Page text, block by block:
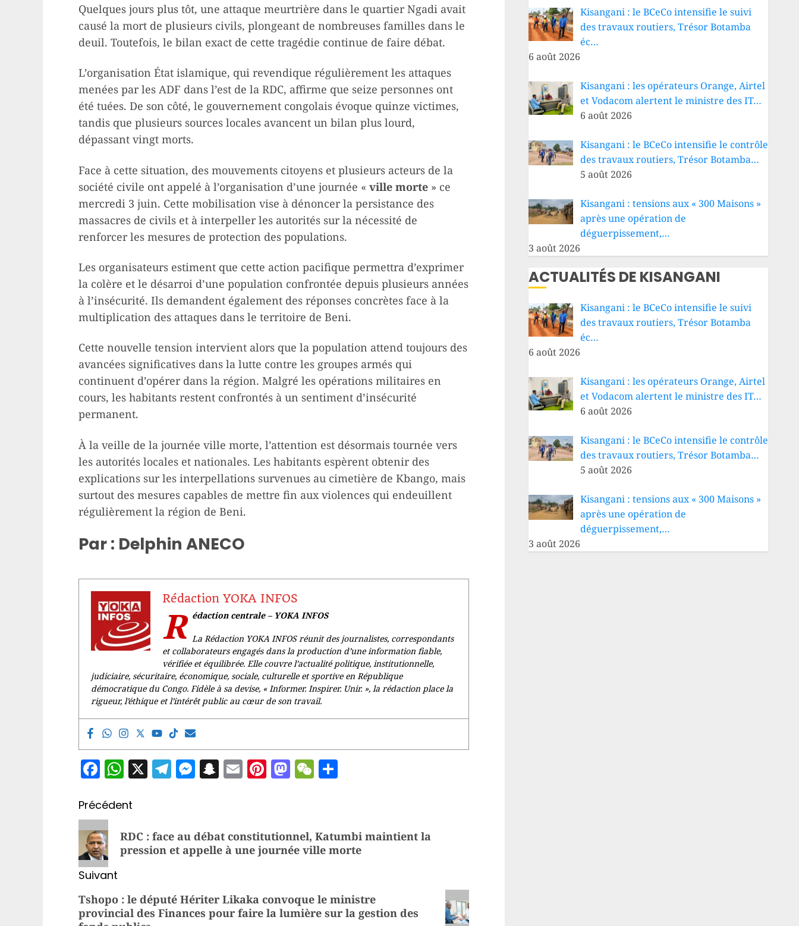
Quelques jours plus tôt, une attaque meurtrière dans le quartier Ngadi avait
causé la mort de plusieurs civils, plongeant de nombreuses familles dans le
deuil. Toutefois, le bilan exact de cette tragédie continue de faire débat.
L’organisation État islamique, qui revendique régulièrement les attaques
menées par les ADF dans l’est de la RDC, affirme que seize personnes ont
été tuées. De son côté, le gouvernement congolais évoque quinze victimes,
tandis que plusieurs sources locales avancent un bilan plus lourd,
dépassant vingt morts.
Face à cette situation, des mouvements citoyens et plusieurs acteurs de la
société civile ont appelé à l’organisation d’une journée « ville morte » ce
mercredi 3 juin. Cette mobilisation vise à dénoncer la persistance des
massacres de civils et à interpeller les autorités sur la nécessité de
renforcer les mesures de protection des populations.
Les organisateurs estiment que cette action pacifique permettra d’exprimer
la colère et le désarroi d’une population confrontée depuis plusieurs années
à l’insécurité. Ils demandent également des réponses concrètes face à la
multiplication des attaques dans le territoire de Beni.
Cette nouvelle tension intervient alors que la population attend toujours des
avancées significatives dans la lutte contre les groupes armés qui
continuent d’opérer dans la région. Malgré les opérations militaires en
cours, les habitants restent confrontés à un sentiment d’insécurité
permanent.
À la veille de la journée ville morte, l’attention est désormais tournée vers
les autorités locales et nationales. Les habitants espèrent obtenir des
explications sur les interpellations survenues au cimetière de Kbango, mais
surtout des mesures capables de mettre fin aux violences qui endeuillent
régulièrement la région de Beni.
Par : Delphin ANECO
Rédaction YOKA INFOS
R édaction centrale – YOKA INFOS
La Rédaction YOKA INFOS réunit des journalistes, correspondants
et collaborateurs engagés dans la production d’une information fiable,
vérifiée et équilibrée. Elle couvre l’actualité politique, institutionnelle,
judiciaire, sécuritaire, économique, sociale, culturelle et sportive en République
démocratique du Congo. Fidèle à sa devise, «Informer. Inspirer. Unir. », la rédaction place la
rigueur, l’éthique et l’intérêt public au cœur de son travail.
Facebook
WhatsApp
X Telegram
Messenger
Snapchat
EmailPinterest
Mastodon
WeChat
Navigation
d’article
Précédent
Article
précédent:RDC : face au débat constitutionnel, Katumbi maintient la
pression et appelle à une journée ville morte
Suivant
Article
suivant:
Tshopo : le député Hériter Likaka convoque le ministre
provincial des Finances pour faire la lumière sur la gestion des
Kisangani : le BCeCo intensifie le suivi
des travaux routiers, Trésor Botamba
éc…
6 août 2026
Kisangani : les opérateurs Orange, Airtel
et Vodacom alertent le ministre des IT…
6 août 2026
Kisangani : le BCeCo intensifie le contrôle
des travaux routiers, Trésor Botamba…
5 août 2026
Kisangani : tensions aux « 300 Maisons »
après une opération de
déguerpissement,…
3 août 2026
ACTUALITÉS DE KISANGANI
Kisangani : le BCeCo intensifie le suivi
des travaux routiers, Trésor Botamba
éc…
6 août 2026
Kisangani : les opérateurs Orange, Airtel
et Vodacom alertent le ministre des IT…
6 août 2026
Kisangani : le BCeCo intensifie le contrôle
des travaux routiers, Trésor Botamba…
5 août 2026
Kisangani : tensions aux « 300 Maisons »
après une opération de
déguerpissement,…
3 août 2026